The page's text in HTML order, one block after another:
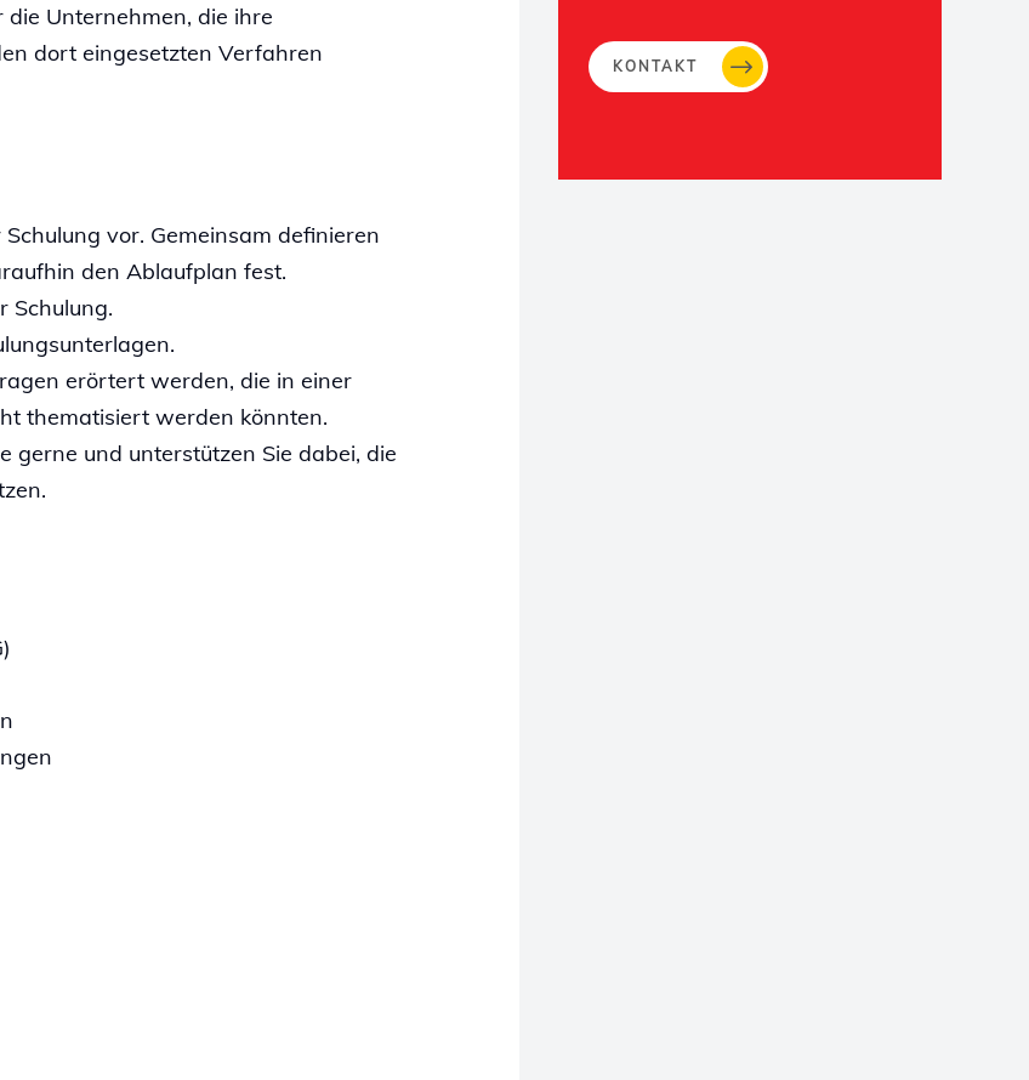
Unternehmen, die ihre
dort eingesetzten Verfahren
vor. Gemeinsam definieren
den Ablaufplan fest.
Schulung.
erörtert werden, die in einer
thematisiert werden könnten.
gerne und unterstützen Sie dabei, die
KONTAKT